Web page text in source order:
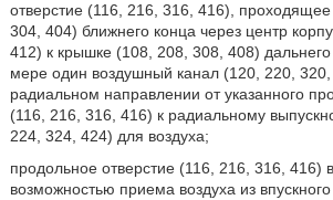
отверстие (116, 216, 316, 416),
304, 404) ближнего конца через центр
412) к крышке (108, 208, 308, 408)
мере один воздушный канал (120, 220,
радиальном направлении от указанного
(116, 216, 316, 416) к радиальному
224, 324, 424) для воздуха;
продольное отверстие (116, 216, 316, 416)
возможностью приема воздуха из